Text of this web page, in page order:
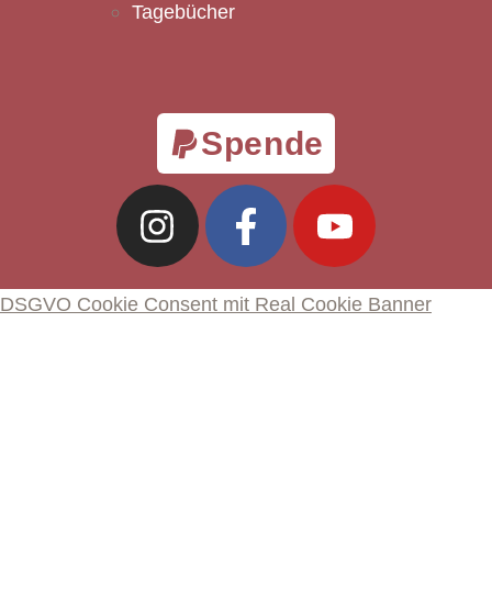
Tagebücher
Spende
DSGVO Cookie Consent mit Real Cookie Banner